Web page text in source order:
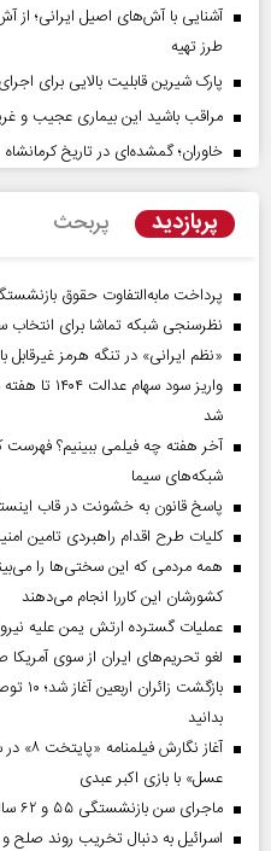
آشنایی با آش‌های اصیل ایرانی؛
طرز تهیه
پارک شیرین قابلیت‌ بالایی برای
مراقب باشید این بیماری عجیب و
خاوران؛ گمشده‌ای در تاریخ کرمانشاه
پربازدید پربحث
پرداخت مابه‌التفاوت حقوق
نظرسنجی شبکه تماشا برای
«نظم ایرانی» در تنگه هرمز
واریز سود
شد
آخر هفته چه فیلمی ببینیم؟
شبکه‌های سیما
پاسخ قانون به خشونت در قاب
کلیات طرح اقدام راهبردی تامین
همه مردمی که این سختی‌ها را
کشورشان این کاررا انجام می‌دهند
عملیات گسترده ارتش یمن علیه
لغو تحریم‌های ایران از سوی
بدانید
آغاز
عسل» با بازی اکبر عبدی
ماجرای سن بازنشستگی ۵۵ و ۶۲ ساله چیست؟
اسرائیل به دنبال تخریب روند